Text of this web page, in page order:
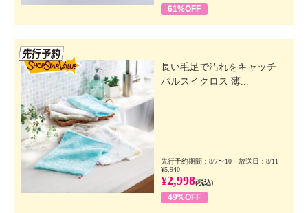
61%OFF
長い毛足で汚れをキャッチ
パルスイクロス 薄...
先行予約期間：8/7〜10 放送日：8/11
¥5,940
¥2,998(税込)
49%OFF